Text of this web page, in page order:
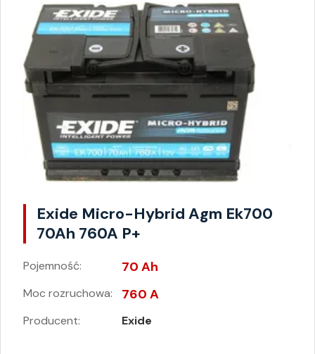
Exide Micro-Hybrid Agm Ek700
70Ah 760A P+
Pojemność: 70 Ah
Moc rozruchowa: 760 A
Producent: Exide